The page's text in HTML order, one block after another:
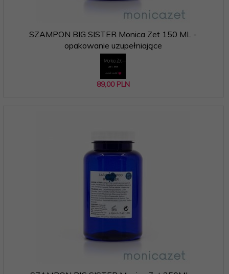
SZAMPON BIG SISTER Monica Zet 150 ML -
opakowanie uzupełniające
89,00 PLN